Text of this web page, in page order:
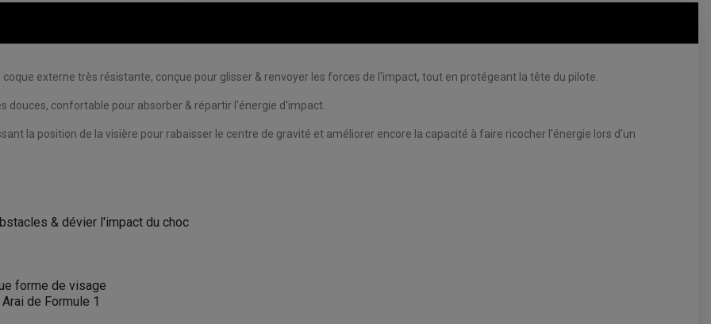
externe très résistante, conçue pour glisser & renvoyer les forces de l'impact, tout en protégeant la tête du pilote.
douces, confortable pour absorber & répartir l'énergie d'impact.
la position de la visière pour rabaisser le centre de gravité et améliorer encore la capacité à faire ricocher l'énergie lors d'un
& dévier l'impact du choc
forme de visage
de Formule 1